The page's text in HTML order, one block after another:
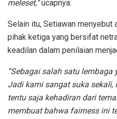
meleset,”ucapnya.
Selain itu, Setiawan menyebut
pihak ketiga yang bersifat
keadilan dalam penilaian
“Sebagai salah satu
Jadi kami sangat suka sekali,
tentu saja kehadiran dari
membuat bahwa fairness ini